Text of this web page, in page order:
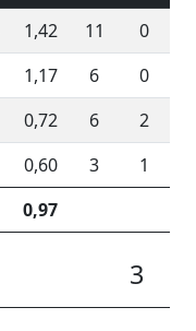
1,42 11
0
1,17 6
0
0,72 6
2
0,60 3
1
0,97
3